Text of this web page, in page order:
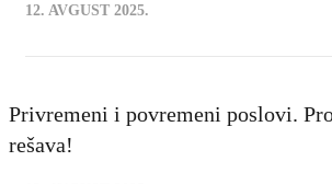
12. AVGUST 2025.
Privremeni i povremeni poslovi.
rešava!